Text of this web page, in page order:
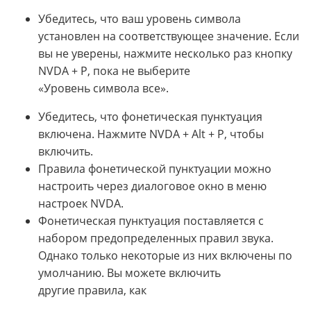
Убедитесь, что ваш уровень символа
установлен на соответствующее значение. Если
вы не уверены, нажмите несколько раз кнопку
NVDA + P, пока не выберите
«Уровень символа все».
Убедитесь, что фонетическая пунктуация
включена. Нажмите NVDA + Alt + P, чтобы
включить.
Правила фонетической пунктуации можно
настроить через диалоговое окно в меню
настроек NVDA.
Фонетическая пунктуация поставляется с
набором предопределенных правил звука.
Однако только некоторые из них включены по
умолчанию. Вы можете включить
другие правила, как